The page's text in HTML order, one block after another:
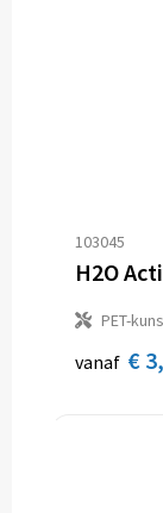
103045
PET-
vanaf €